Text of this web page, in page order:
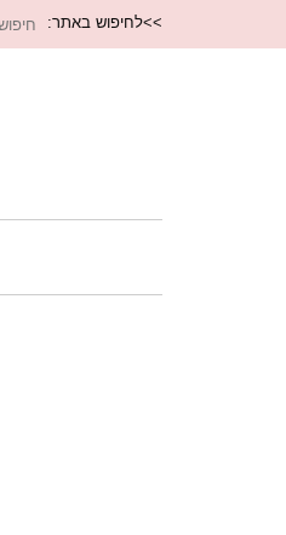
>>לחיפוש באתר: חיפוש